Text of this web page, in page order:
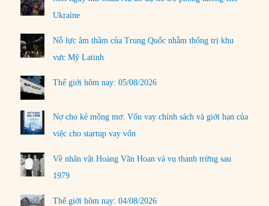
Ukraine
Nỗ lực âm thầm của Trung Quốc nhằm thống trị khu
vực Mỹ Latinh
Thế giới hôm nay: 05/08/2026
Nợ cho kẻ mộng mơ: Vốn vay chính sách và giới hạn của
việc cho startup vay vốn
Về nhân vật Hoàng Văn Hoan và vụ thanh trừng sau
1979
Thế giới hôm nay: 04/08/2026